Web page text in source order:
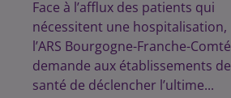
Face à l’afflux des patients qui
nécessitent une hospitalisation,
l’ARS Bourgogne-Franche-Comté
demande aux établissements de
santé de déclencher l’ultime...